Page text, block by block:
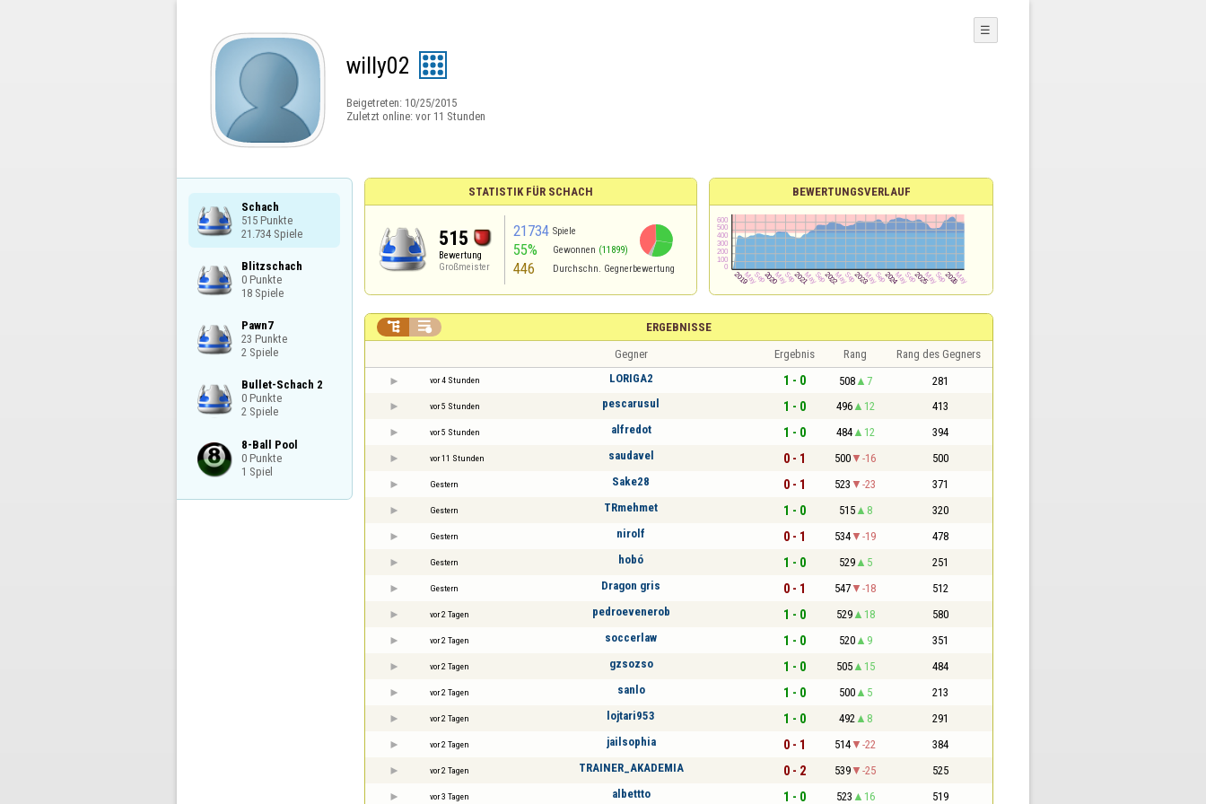
willy02
Beigetreten: 10/25/2015
Zuletzt online: vor 11 Stunden
☰
Schach
515 Punkte
21.734 Spiele
Blitzschach
0 Punkte
18 Spiele
Pawn7
23 Punkte
2 Spiele
Bullet-Schach 2
0 Punkte
2 Spiele
8-Ball Pool
0 Punkte
1 Spiel
STATISTIK FÜR SCHACH
515
Bewertung
Großmeister
21734 Spiele
55% Gewonnen (11899)
446 Durchschn. Gegnerbewertung
BEWERTUNGSVERLAUF
ERGEBNISSE
 
Gegner Ergebnis Rang Rang des Gegners
vor 4 Stunden LORIGA2 1 - 0 508 7 281
vor 5 Stunden pescarusul 1 - 0 496 12 413
vor 5 Stunden alfredot 1 - 0 484 12 394
vor 11 Stunden saudavel 0 - 1 500 -16 500
Gestern Sake28 0 - 1 523 -23 371
Gestern TRmehmet 1 - 0 515 8 320
Gestern nirolf 0 - 1 534 -19 478
Gestern hobó 1 - 0 529 5 251
Gestern Dragon gris 0 - 1 547 -18 512
vor 2 Tagen pedroevenerob 1 - 0 529 18 580
vor 2 Tagen soccerlaw 1 - 0 520 9 351
vor 2 Tagen gzsozso 1 - 0 505 15 484
vor 2 Tagen sanlo 1 - 0 500 5 213
vor 2 Tagen lojtari953 1 - 0 492 8 291
vor 2 Tagen jailsophia 0 - 1 514 -22 384
vor 2 Tagen TRAINER_AKADEMIA 0 - 2 539 -25 525
vor 3 Tagen albettto 1 - 0 523 16 519